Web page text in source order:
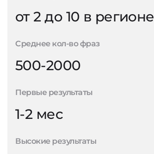
от 2 до 10 в регионе
Среднее кол-во фраз
500-2000
Первые результаты
1-2 мес
Высокие результаты